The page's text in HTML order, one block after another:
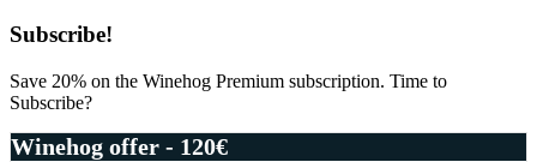
Primary
Sidebar
Subscribe!
Save 20% on the Winehog Premium subscription. Time to
Subscribe?
Winehog offer - 120€